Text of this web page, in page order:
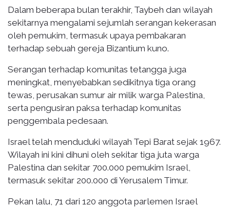
Dalam beberapa bulan terakhir, Taybeh dan wilayah
sekitarnya mengalami sejumlah serangan kekerasan
oleh pemukim, termasuk upaya pembakaran
terhadap sebuah gereja Bizantium kuno.
Serangan terhadap komunitas tetangga juga
meningkat, menyebabkan sedikitnya tiga orang
tewas, perusakan sumur air milik warga Palestina,
serta pengusiran paksa terhadap komunitas
penggembala pedesaan.
Israel telah menduduki wilayah Tepi Barat sejak 1967.
Wilayah ini kini dihuni oleh sekitar tiga juta warga
Palestina dan sekitar 700.000 pemukim Israel,
termasuk sekitar 200.000 di Yerusalem Timur.
Pekan lalu, 71 dari 120 anggota parlemen Israel